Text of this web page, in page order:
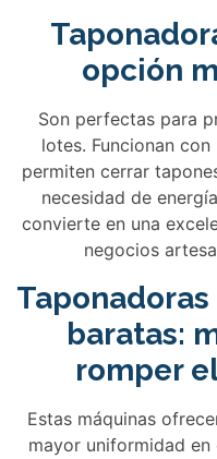
opción
Son perfectas para
lotes. Funcionan
permiten cerrar
necesidad de
convierte en una
negocios
baratas:
romper
Estas máquinas
mayor uniformidad en